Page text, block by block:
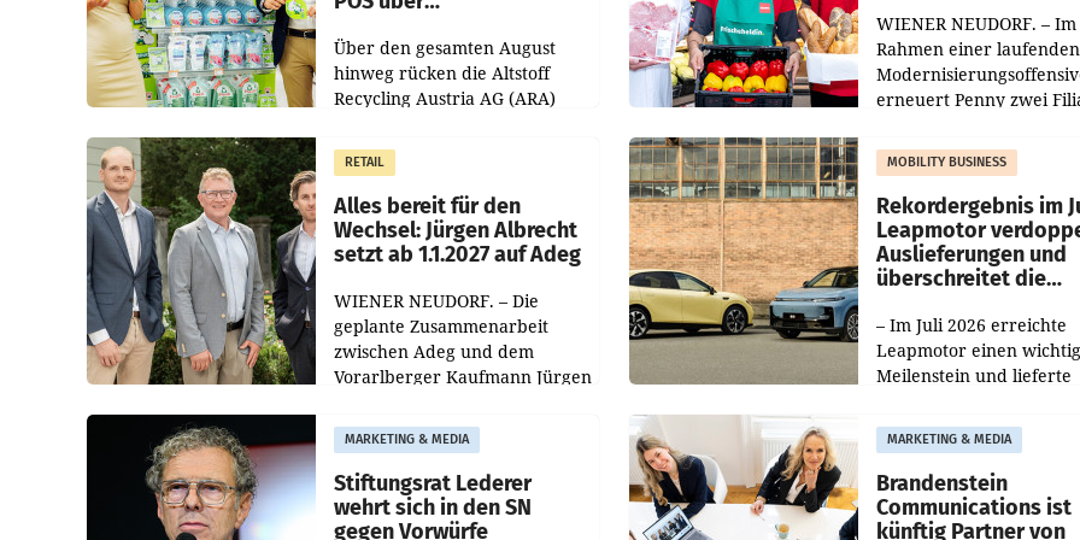
Über den gesamten August
hinweg rücken die Altstoff
Recycling Austria AG (ARA)
Müller die Initiative „Kreislauf-
Helden“ in allen
österreichischen Müller-Filialen
WIENER NEUDORF. – Im
Rahmen einer laufenden
erneuert Penny zwei
Die beiden Standorte
Haag sowie im rund
RETAIL
Alles bereit für den
Wechsel: Jürgen Albrecht
setzt ab 1.1.2027 auf Adeg
WIENER NEUDORF. – Die
geplante Zusammenarbeit
zwischen Adeg und dem
Vorarlberger Kaufmann Jürgen
freigegeben: Die
Bundeswettbewerbsbehörde
und der Bundeskartellanwalt
MOBILITY BUSINESS
Rekordergebnis im
Leapmotor
Auslieferungen und
überschreitet die
– Im Juli 2026 erreichte
Leapmotor einen
Meilenstein und lieferte
aus, womit sich das
gegenüber Juli 2025
verdoppelte (+102
MARKETING & MEDIA
Stiftungsrat Lederer
wehrt sich in den SN
gegen Vorwürfe
MARKETING & MEDIA
Brandenstein
Communications ist
künftig Partner von